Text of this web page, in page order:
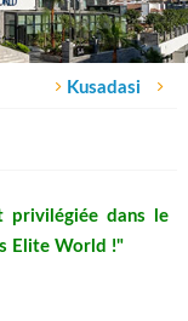
Kusadasi
privilégiée dans le
Elite World !"